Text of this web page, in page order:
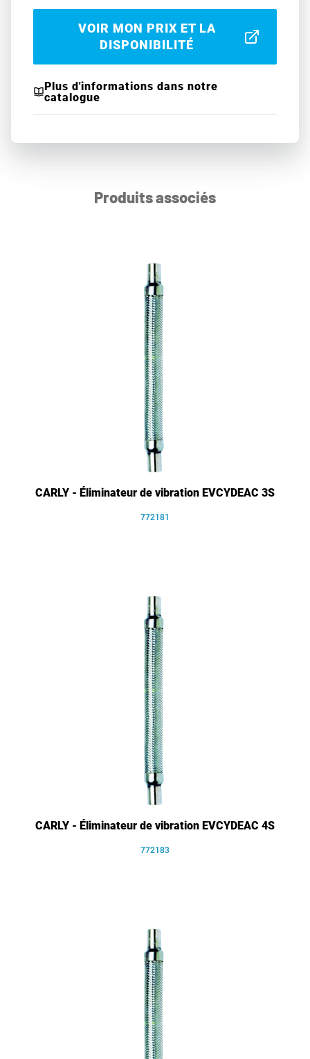
VOIR MON PRIX ET LA
DISPONIBILITÉ
Plus d'informations dans notre
catalogue
Produits associés
CARLY - Éliminateur de vibration EVCYDEAC 3S
772181
CARLY - Éliminateur de vibration EVCYDEAC 4S
772183